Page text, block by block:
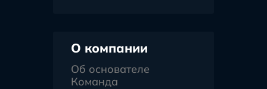
О компании
Об основателе
Команда